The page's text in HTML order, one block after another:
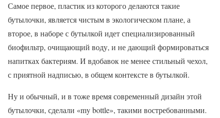
Самое первое, пластик из которого делаются такие
бутылочки, является чистым в экологическом плане, а
второе, в наборе с бутылкой идет специализированный
биофильтр, очищающий воду, и не дающий формироваться
напитках бактериям. И вдобавок не менее стильный чехол,
с приятной надписью, в общем контексте в бутылкой.
Ну и обычный, и в тоже время современный дизайн этой
бутылочки, сделали «my bottle», такими востребованными.